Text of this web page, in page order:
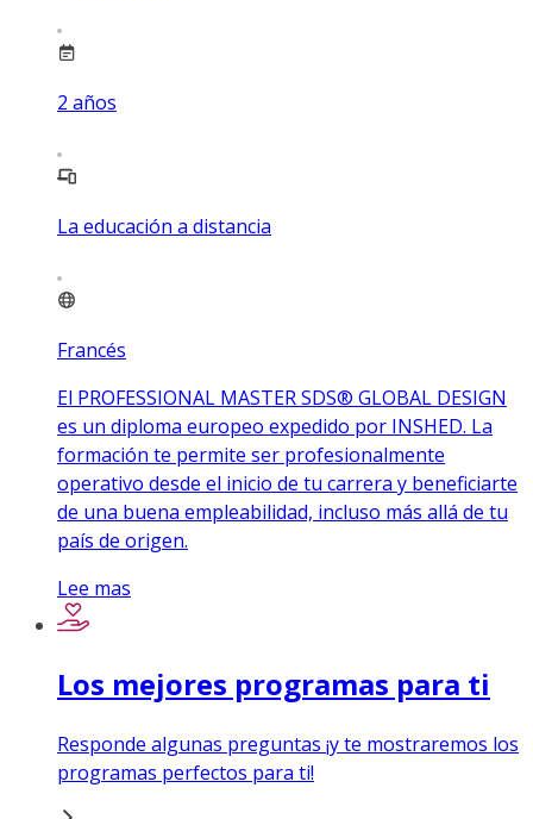
2 años
La educación a distancia
Francés
El PROFESSIONAL MASTER SDS® GLOBAL DESIGN
es un diploma europeo expedido por INSHED. La
formación te permite ser profesionalmente
operativo desde el inicio de tu carrera y beneficiarte
de una buena empleabilidad, incluso más allá de tu
país de origen.
Lee mas
Los mejores programas para ti
Responde algunas preguntas ¡y te mostraremos los
programas perfectos para ti!